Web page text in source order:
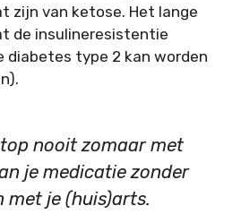
zijn van ketose. Het lange
de insulineresistentie
diabetes type 2 kan worden
nooit zomaar met
je medicatie zonder
met je (huis)arts.